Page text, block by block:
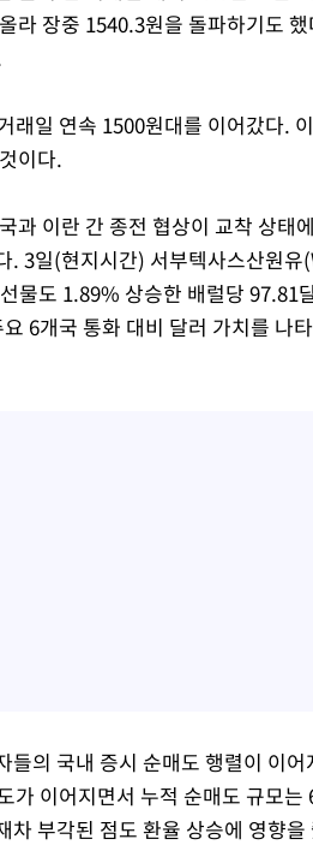
라 장중 1540.3원을 돌파하기도
래일 연속 1500원대를 이어갔다.
이다.
과 이란 간 종전 협상이 교착 상태
. 3일(현지시간) 서부텍사스산원
물도 1.89% 상승한 배럴당 97.81
6개국 통화 대비 달러 가치를 나
들의 국내 증시 순매도 행렬이 이
가 이어지면서 누적 순매도 규모
차 부각된 점도 환율 상승에 영향을